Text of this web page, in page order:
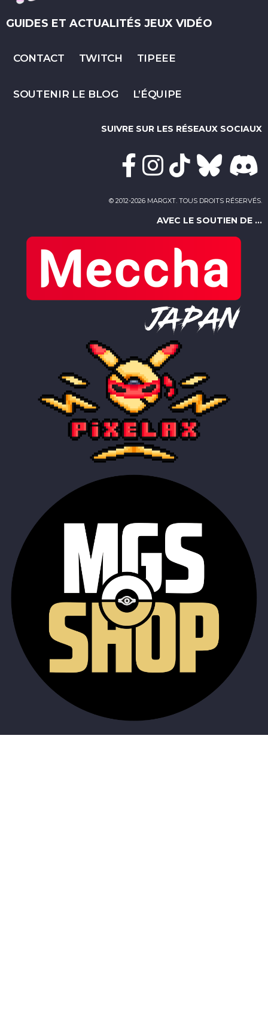
GUIDES ET ACTUALITÉS JEUX VIDÉO
CONTACT TWITCH TIPEEE
SOUTENIR LE BLOG L’ÉQUIPE
SUIVRE SUR LES RÉSEAUX SOCIAUX
© 2012-2026 MARGXT. TOUS DROITS RÉSERVÉS.
AVEC LE SOUTIEN DE ...